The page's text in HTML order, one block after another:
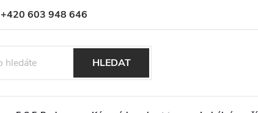
+420 603 948 646
Reklamační řád Jak nakupovat
HLEDAT